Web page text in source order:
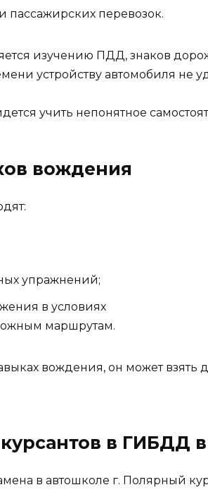
пассажирских перевозок.
изучению ПДД, знаков
устройству автомобиля не
учить непонятное
вождения
упражнений;
в условиях
маршрутам.
вождения, он может взять
в ГИБДД
в автошколе г. Полярный